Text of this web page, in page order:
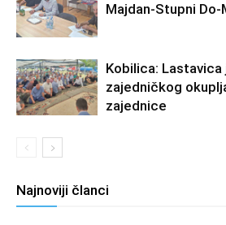
Majdan-Stupni Do-
Kobilica:
zajedničkog
zajednice
Najnoviji članci